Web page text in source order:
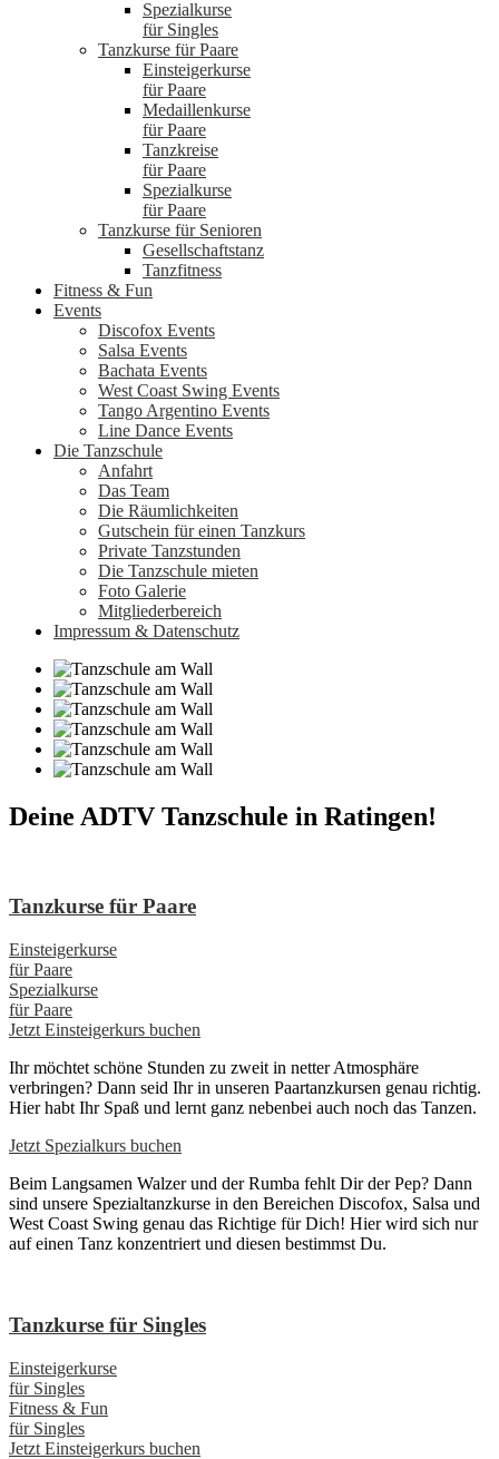
Spezialkurse
für Singles
Tanzkurse für Paare
Einsteigerkurse
für Paare
Medaillenkurse
für Paare
Tanzkreise
für Paare
Spezialkurse
für Paare
Tanzkurse für Senioren
Gesellschaftstanz
Tanzfitness
Fitness & Fun
Events
Discofox Events
Salsa Events
Bachata Events
West Coast Swing Events
Tango Argentino Events
Line Dance Events
Die Tanzschule
Anfahrt
Das Team
Die Räumlichkeiten
Gutschein für einen Tanzkurs
Private Tanzstunden
Die Tanzschule mieten
Foto Galerie
Mitgliederbereich
Impressum & Datenschutz
Deine ADTV Tanzschule in Ratingen!
Tanzkurse für Paare
Einsteigerkurse
für Paare
Spezialkurse
für Paare
Jetzt Einsteigerkurs buchen
Ihr möchtet schöne Stunden zu zweit in netter Atmosphäre
verbringen? Dann seid Ihr in unseren Paartanzkursen genau richtig.
Hier habt Ihr Spaß und lernt ganz nebenbei auch noch das Tanzen.
Jetzt Spezialkurs buchen
Beim Langsamen Walzer und der Rumba fehlt Dir der Pep? Dann
sind unsere Spezialtanzkurse in den Bereichen Discofox, Salsa und
West Coast Swing genau das Richtige für Dich! Hier wird sich nur
auf einen Tanz konzentriert und diesen bestimmst Du.
Tanzkurse für Singles
Einsteigerkurse
für Singles
Fitness & Fun
für Singles
Jetzt Einsteigerkurs buchen